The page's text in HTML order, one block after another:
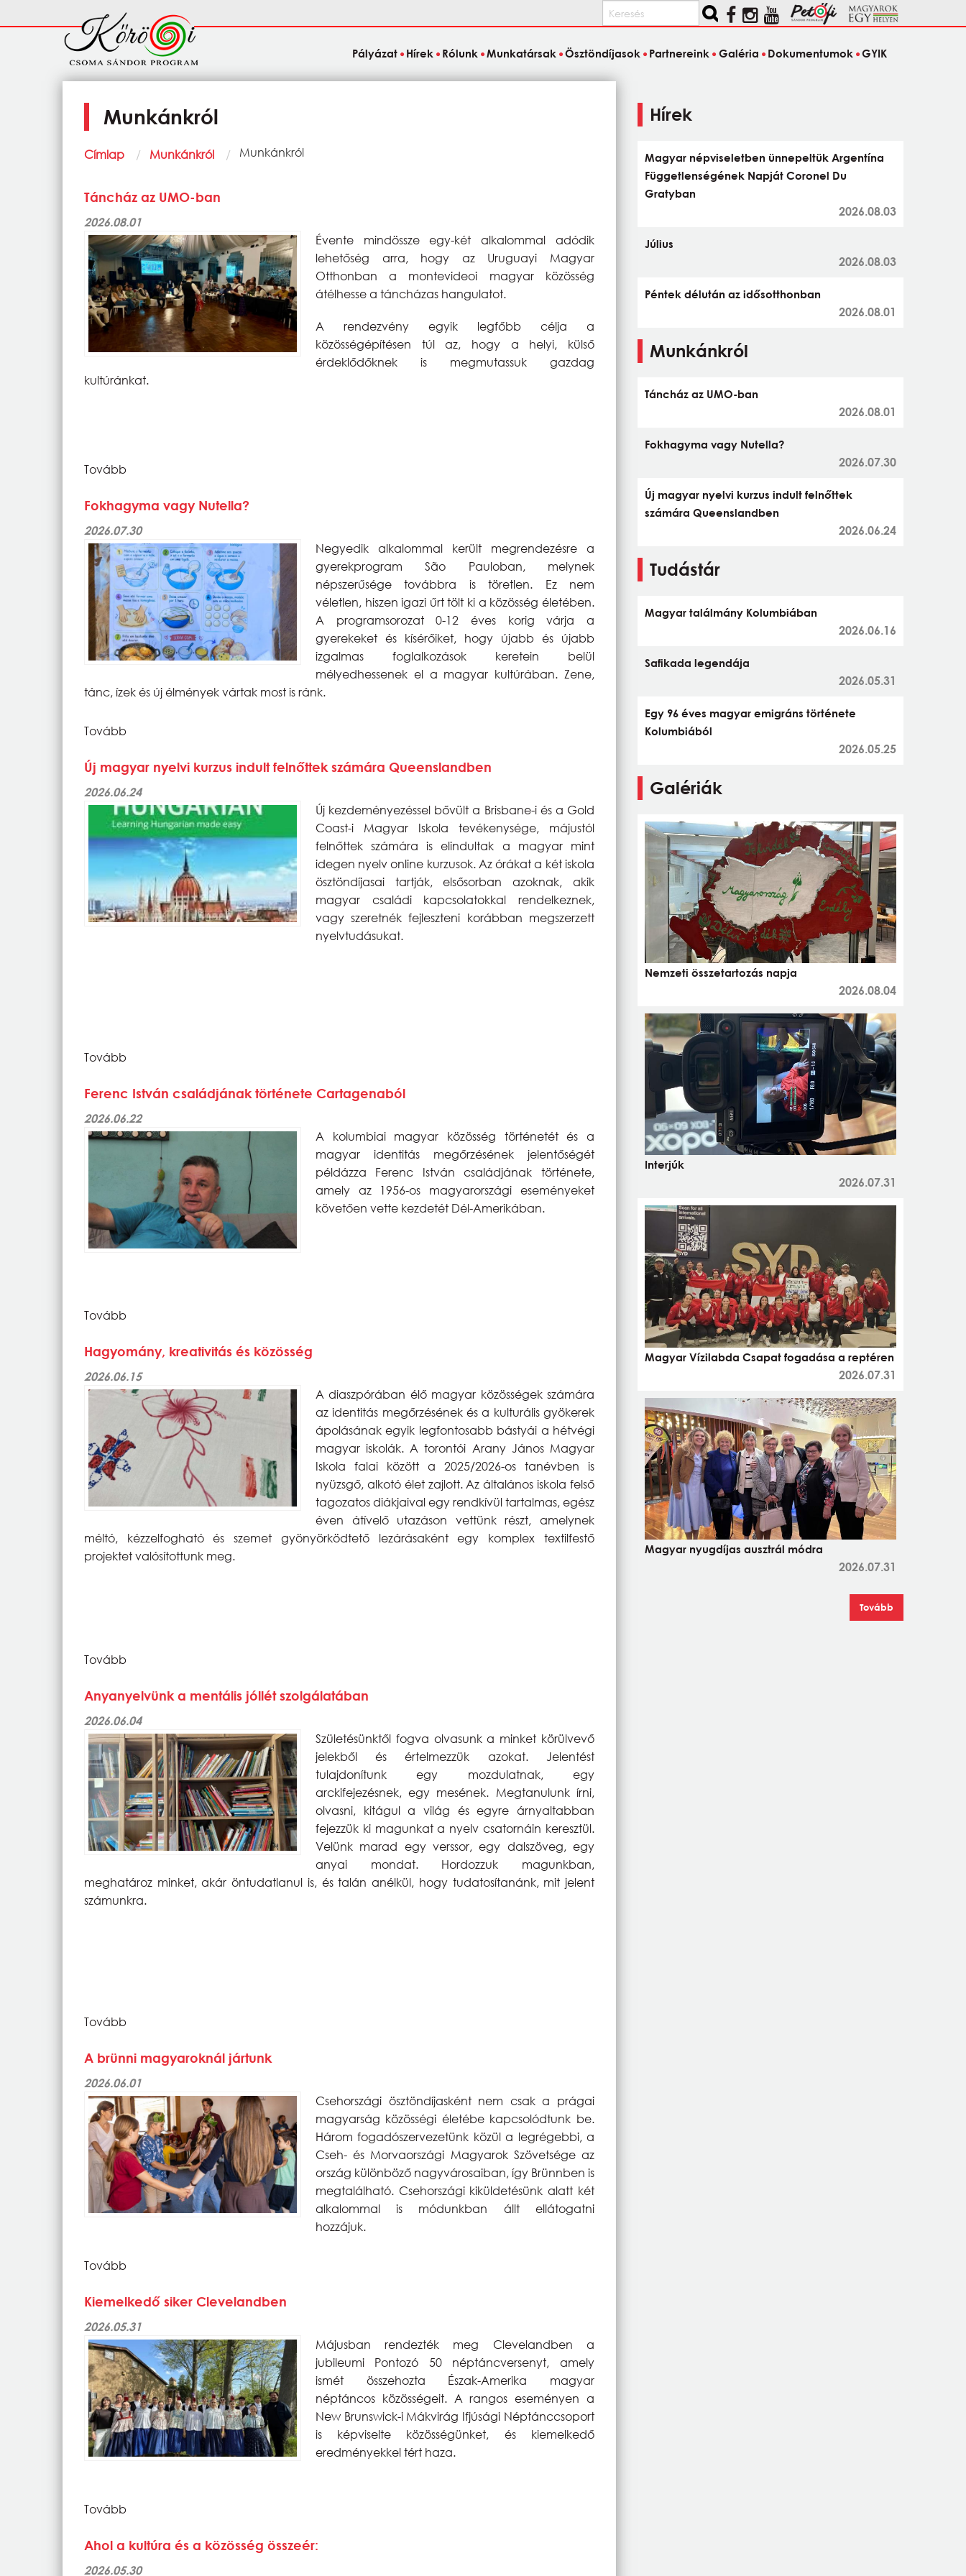
Keresés
Fő
navigáció
Pályázat Hírek Rólunk Munkatársak Ösztöndíjasok Partnereink Galéria Dokumentumok GYIK
Munkánkról
Morzsa
Címlap Munkánkról Current:
Munkánkról
Táncház az UMO-ban
2026.08.01
Évente mindössze egy-két alkalommal adódik
lehetőség arra, hogy az Uruguayi Magyar
Otthonban a montevideoi magyar közösség
átélhesse a táncházas hangulatot.
A rendezvény egyik legfőbb célja a
közösségépítésen túl az, hogy a helyi, külső
érdeklődőknek is megmutassuk gazdag
kultúránkat.
Tovább
Fokhagyma vagy Nutella?
2026.07.30
Negyedik alkalommal került megrendezésre a
gyerekprogram São Pauloban, melynek
népszerűsége továbbra is töretlen. Ez nem
véletlen, hiszen igazi űrt tölt ki a közösség életében.
A programsorozat 0-12 éves korig várja a
gyerekeket és kísérőiket, hogy újabb és újabb
izgalmas foglalkozások keretein belül
mélyedhessenek el a magyar kultúrában. Zene,
tánc, ízek és új élmények vártak most is ránk.
Tovább
Új magyar nyelvi kurzus indult felnőttek számára Queenslandben
2026.06.24
Új kezdeményezéssel bővült a Brisbane-i és a Gold
Coast-i Magyar Iskola tevékenysége, májustól
felnőttek számára is elindultak a magyar mint
idegen nyelv online kurzusok. Az órákat a két iskola
ösztöndíjasai tartják, elsősorban azoknak, akik
magyar családi kapcsolatokkal rendelkeznek,
vagy szeretnék fejleszteni korábban megszerzett
nyelvtudásukat.
Tovább
Ferenc István családjának története Cartagenaból
2026.06.22
A kolumbiai magyar közösség történetét és a
magyar identitás megőrzésének jelentőségét
példázza Ferenc István családjának története,
amely az 1956-os magyarországi eseményeket
követően vette kezdetét Dél-Amerikában.
Tovább
Hagyomány, kreativitás és közösség
2026.06.15
A diaszpórában élő magyar közösségek számára
az identitás megőrzésének és a kulturális gyökerek
ápolásának egyik legfontosabb bástyái a hétvégi
magyar iskolák. A torontói Arany János Magyar
Iskola falai között a 2025/2026-os tanévben is
nyüzsgő, alkotó élet zajlott. Az általános iskola felső
tagozatos diákjaival egy rendkívül tartalmas, egész
éven átívelő utazáson vettünk részt, amelynek
méltó, kézzelfogható és szemet gyönyörködtető lezárásaként egy komplex textilfestő
projektet valósítottunk meg.
Tovább
Anyanyelvünk a mentális jóllét szolgálatában
2026.06.04
Születésünktől fogva olvasunk a minket körülvevő
jelekből és értelmezzük azokat. Jelentést
tulajdonítunk egy mozdulatnak, egy
arckifejezésnek, egy mesének. Megtanulunk írni,
olvasni, kitágul a világ és egyre árnyaltabban
fejezzük ki magunkat a nyelv csatornáin keresztül.
Velünk marad egy verssor, egy dalszöveg, egy
anyai mondat. Hordozzuk magunkban,
meghatároz minket, akár öntudatlanul is, és talán anélkül, hogy tudatosítanánk, mit jelent
számunkra.
Tovább
A brünni magyaroknál jártunk
2026.06.01
Csehországi ösztöndíjasként nem csak a prágai
magyarság közösségi életébe kapcsolódtunk be.
Három fogadószervezetünk közül a legrégebbi, a
Cseh- és Morvaországi Magyarok Szövetsége az
ország különböző nagyvárosaiban, így Brünnben is
megtalálható. Csehországi kiküldetésünk alatt két
alkalommal is módunkban állt ellátogatni
hozzájuk.
Tovább
Kiemelkedő siker Clevelandben
2026.05.31
Májusban rendezték meg Clevelandben a
jubileumi Pontozó 50 néptáncversenyt, amely
ismét összehozta Észak-Amerika magyar
néptáncos közösségeit. A rangos eseményen a
New Brunswick-i Mákvirág Ifjúsági Néptánccsoport
is képviselte közösségünket, és kiemelkedő
eredményekkel tért haza.
Tovább
Ahol a kultúra és a közösség összeér:
2026.05.30
Hírek
Magyar népviseletben ünnepeltük Argentína
Függetlenségének Napját Coronel Du
Gratyban
2026.08.03
Július
2026.08.03
Péntek délután az idősotthonban
2026.08.01
Munkánkról
Táncház az UMO-ban
2026.08.01
Fokhagyma vagy Nutella?
2026.07.30
Új magyar nyelvi kurzus indult felnőttek
számára Queenslandben
2026.06.24
Tudástár
Magyar találmány Kolumbiában
2026.06.16
Safikada legendája
2026.05.31
Egy 96 éves magyar emigráns története
Kolumbiából
2026.05.25
Galériák
Nemzeti összetartozás napja
2026.08.04
Interjúk
2026.07.31
Magyar Vízilabda Csapat fogadása a reptéren
2026.07.31
Magyar nyugdíjas ausztrál módra
2026.07.31
Tovább